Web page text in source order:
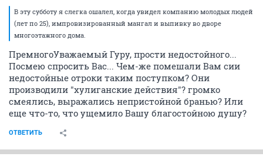
В эту субботу я слегка ошалел, когда увидел компанию молодых людей
(лет по 25), импровизированный мангал и выпивку во дворе
многоэтажного дома.
ПремногоУважаемый Гуру, прости недостойного...
Посмею спросить Вас... Чем-же помешали Вам сии
недостойные отроки таким поступком? Они
производили "хулиганские действия"? громко
смеялись, выражались непристойной бранью? Или
еще что-то, что ущемило Вашу благостойною душу?
ОТВЕТИТЬ